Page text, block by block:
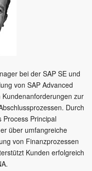
bei der SAP SE und
von SAP Advanced
zur
Durch
Process Principal
über umfangreiche
von Finanzprozessen
Kunden erfolgreich